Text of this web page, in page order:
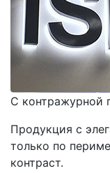
С контражурной
Продукция с
только по
контраст.